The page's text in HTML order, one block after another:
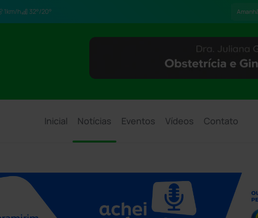
1km/h 32°/20°
Inicial Notícias Eventos Vídeos Contato